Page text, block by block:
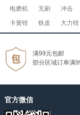
电磨机 无刷
冲击
卡簧钳 铁皮 大力钳
满99元包邮
部分区域订单满
官方微信